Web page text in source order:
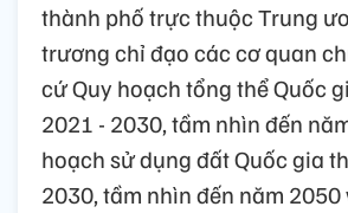
thành phố trực thuộc Trung
trương chỉ đạo các cơ quan
cứ Quy hoạch tổng thể Quốc
2021 - 2030, tầm nhìn đến
hoạch sử dụng đất Quốc gia
2030, tầm nhìn đến năm 2050